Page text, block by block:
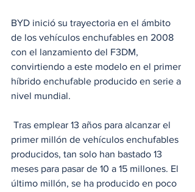
BYD inició su trayectoria en el ámbito
de los vehículos enchufables en 2008
con el lanzamiento del F3DM,
convirtiendo a este modelo en el primer
híbrido enchufable producido en serie a
nivel mundial.
primer millón de vehículos enchufables
producidos, tan solo han bastado 13
meses para pasar de 10 a 15 millones. El
último millón, se ha producido en poco